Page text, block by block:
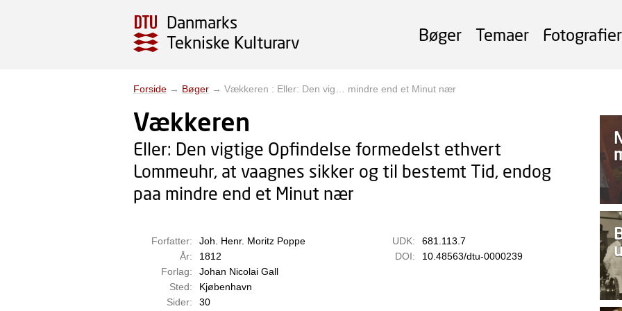
Danmarks
Tekniske Kulturarv
Bøger Temaer Fotografier
Forside → Bøger → Vækkeren : Eller: Den vig… mindre end et Minut nær
Vækkeren
Eller: Den vigtige Opfindelse formedelst ethvert
Lommeuhr, at vaagnes sikker og til bestemt Tid, endog
paa mindre end et Minut nær
Forfatter:
Joh. Henr. Moritz Poppe
År:
1812
Forlag:
Johan Nicolai Gall
Sted:
Kjøbenhavn
Sider:
30
UDK:
681.113.7
DOI:
10.48563/dtu-0000239